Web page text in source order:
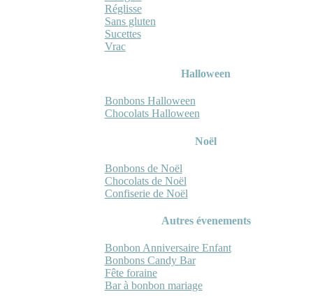
Réglisse
Sans gluten
Sucettes
Vrac
Halloween
Bonbons Halloween
Chocolats Halloween
Noël
Bonbons de Noël
Chocolats de Noël
Confiserie de Noël
Autres évenements
Bonbon Anniversaire Enfant
Bonbons Candy Bar
Fête foraine
Bar à bonbon mariage